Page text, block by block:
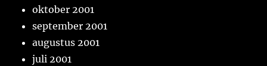
oktober 2001
september 2001
augustus 2001
juli 2001